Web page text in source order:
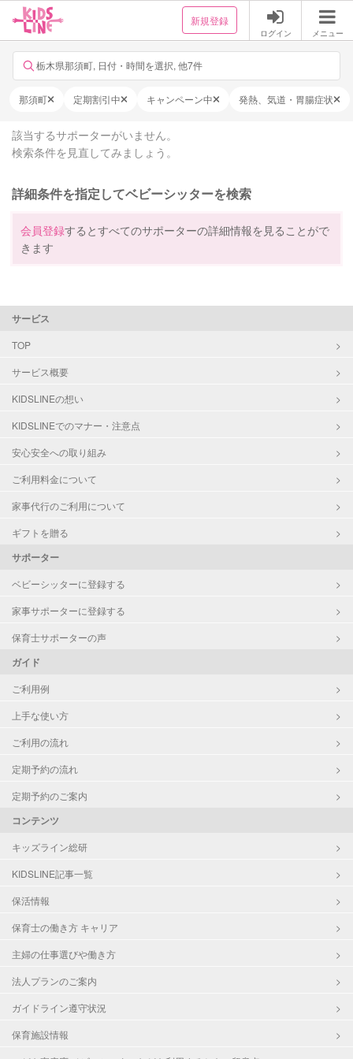
新規登録
ログイン メニュー
栃木県那須町, 日付・時間を選択, 他7件
那須町 定期割引中 キャンペーン中 発熱、気道・胃腸症状
該当するサポーターがいません。
検索条件を見直してみましょう。
詳細条件を指定してベビーシッターを検索
会員登録するとすべてのサポーターの詳細情報を見ることがで
きます
サービス
TOP
サービス概要
KIDSLINEの想い
KIDSLINEでのマナー・注意点
安心安全への取り組み
ご利用料金について
家事代行のご利用について
ギフトを贈る
サポーター
ベビーシッターに登録する
家事サポーターに登録する
保育士サポーターの声
ガイド
ご利用例
上手な使い方
ご利用の流れ
定期予約の流れ
定期予約のご案内
コンテンツ
キッズライン総研
KIDSLINE記事一覧
保活情報
保育士の働き方 キャリア
主婦の仕事選びや働き方
法人プランのご案内
ガイドライン遵守状況
保育施設情報